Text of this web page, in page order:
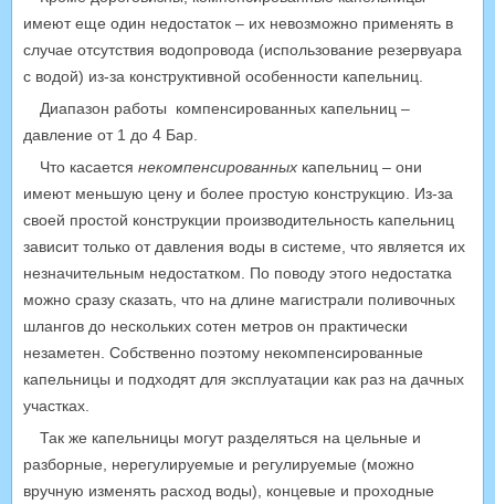
имеют еще один недостаток – их невозможно применять в
случае отсутствия водопровода (использование резервуара
с водой) из-за конструктивной особенности капельниц.
Диапазон работы компенсированных капельниц –
давление от 1 до 4 Бар.
Что касается некомпенсированных капельниц – они
имеют меньшую цену и более простую конструкцию. Из-за
своей простой конструкции производительность капельниц
зависит только от давления воды в системе, что является их
незначительным недостатком. По поводу этого недостатка
можно сразу сказать, что на длине магистрали поливочных
шлангов до нескольких сотен метров он практически
незаметен. Собственно поэтому некомпенсированные
капельницы и подходят для эксплуатации как раз на дачных
участках.
Так же капельницы могут разделяться на цельные и
разборные, нерегулируемые и регулируемые (можно
вручную изменять расход воды), концевые и проходные